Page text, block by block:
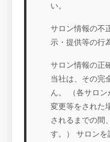
い。
サロン情報の不
示・提供等の行
サロン情報の正
当社は、その完
ん。 （各サロ
変更等をされた
されるまでの間
す。） サロンを